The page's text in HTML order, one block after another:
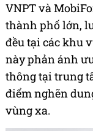
VNPT và
thành phố lớn,
đều tại các khu
này phản ánh
thông tại trung
điểm nghẽn
vùng xa.